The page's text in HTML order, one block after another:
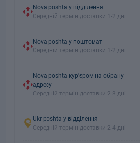
Nova poshta у відділення
Середній термін доставки 1-2 дні
Nova poshta у поштомат
Середній термін доставки 1-2 дні
Nova poshta кур'єром на обрану
адресу
Середній термін доставки 2-3 дні
Ukr poshta у відділення
Середній термін доставки 2-4 дні